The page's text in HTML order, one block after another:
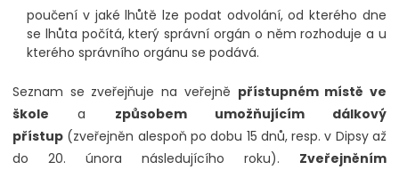
poučení v jaké lhůtě lze podat odvolání, od kterého dne
se lhůta počítá, který správní orgán o něm rozhoduje a u
kterého správního orgánu se podává.
Seznam se zveřejňuje na veřejně přístupném místě ve
škole a způsobem umožňujícím dálkový
přístup (zveřejněn alespoň po dobu 15 dnů, resp. v Dipsy až
do 20. února následujícího roku). Zveřejněním